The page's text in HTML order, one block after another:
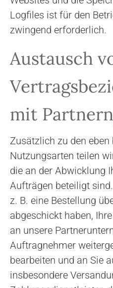
Logfiles ist für den
zwingend erforderlich.
Austausch
mit
Zusätzlich zu den eben
Nutzungsarten teilen
die an der Abwicklung
Aufträgen beteiligt
z. B. eine Bestellung
abgeschickt haben,
an unsere
Auftragnehmer
bearbeiten und an Sie
insbesondere